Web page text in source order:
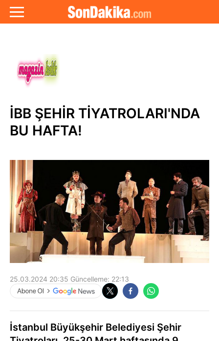
İBB ŞEHİR TİYATROLARI'NDA
BU HAFTA!
25.03.2024 20:35 Güncelleme: 22:13
İstanbul Büyükşehir Belediyesi Şehir